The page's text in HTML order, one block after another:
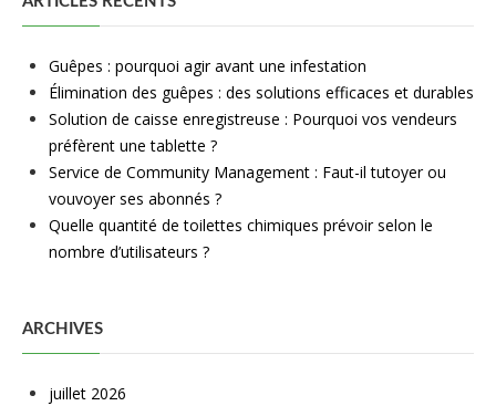
Guêpes : pourquoi agir avant une infestation
Élimination des guêpes : des solutions efficaces et durables
Solution de caisse enregistreuse : Pourquoi vos vendeurs
préfèrent une tablette ?
Service de Community Management : Faut-il tutoyer ou
vouvoyer ses abonnés ?
Quelle quantité de toilettes chimiques prévoir selon le
nombre d’utilisateurs ?
ARCHIVES
juillet 2026